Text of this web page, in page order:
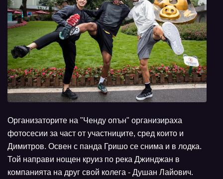
Организаторите на "Ченду опън" организираха
фотосесии за част от участниците, сред които и
Димитров. Освен с панда Гришо се снима и в лодка.
Той направи нощен круиз по река Джинджан в
компанията на друг свой колега - Душан Лайович.